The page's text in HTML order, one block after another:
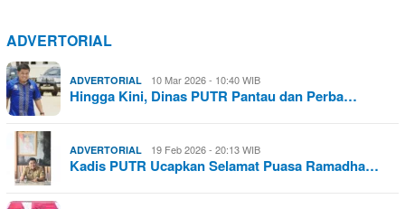
ADVERTORIAL
ADVERTORIAL 10 Mar 2026 - 10:40 WIB
Hingga Kini, Dinas PUTR Pantau dan Perba…
ADVERTORIAL 19 Feb 2026 - 20:13 WIB
Kadis PUTR Ucapkan Selamat Puasa Ramadha…